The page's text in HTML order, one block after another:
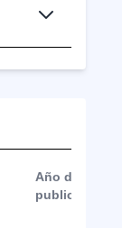
Año de
publicación